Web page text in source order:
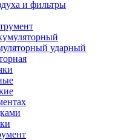
и фильтры
ударный